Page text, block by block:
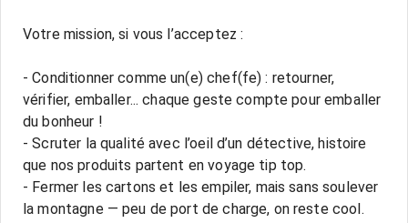
Votre mission, si vous l’acceptez :
- Conditionner comme un(e) chef(fe) : retourner,
vérifier, emballer... chaque geste compte pour emballer
du bonheur !
- Scruter la qualité avec l’oeil d’un détective, histoire
que nos produits partent en voyage tip top.
- Fermer les cartons et les empiler, mais sans soulever
la montagne — peu de port de charge, on reste cool.